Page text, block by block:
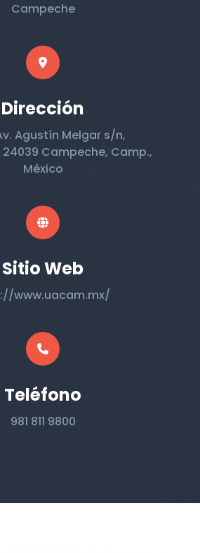
Campeche
Dirección
Agustín Melgar s/n,
Campeche, Camp.,
México
Sitio Web
www.uacam.mx/
Teléfono
981 811 9800